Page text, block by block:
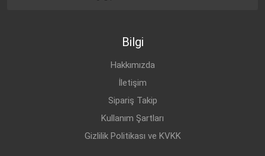
Bilgi
Hakkımızda
İletişim
Sipariş Takip
Kullanım Şartları
Gizlilik Politikası ve KVKK